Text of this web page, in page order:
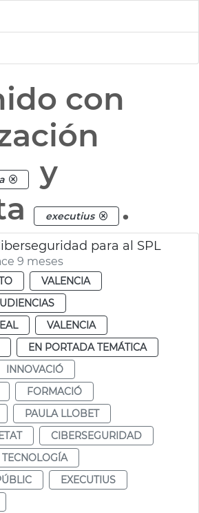
con
y
executius .
para al SPL
9 meses
VALENCIA
VALENCIA
EN PORTADA TEMÁTICA
INNOVACIÓ
FORMACIÓ
PAULA LLOBET
CIBERSEGURIDAD
TECNOLOGÍA
EXECUTIUS